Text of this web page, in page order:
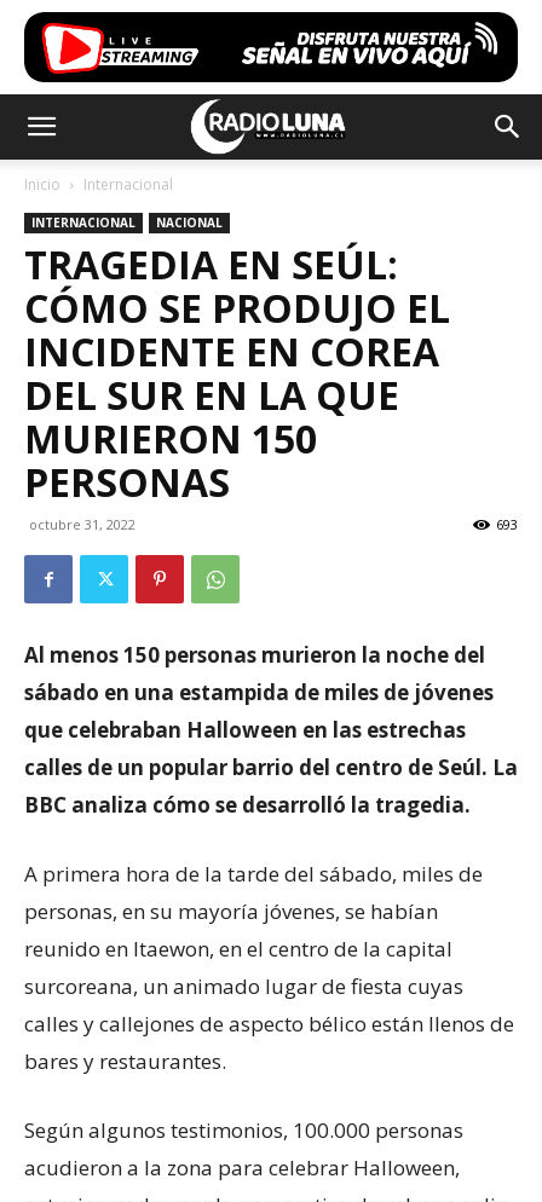
Inicio Internacional
INTERNACIONAL NACIONAL
TRAGEDIA EN SEÚL:
CÓMO SE PRODUJO EL
INCIDENTE EN COREA
DEL SUR EN LA QUE
MURIERON 150
PERSONAS
octubre 31, 2022 693
Al menos 150 personas murieron la noche del
sábado en una estampida de miles de jóvenes
que celebraban Halloween en las estrechas
calles de un popular barrio del centro de Seúl. La
BBC analiza cómo se desarrolló la tragedia.
A primera hora de la tarde del sábado, miles de
personas, en su mayoría jóvenes, se habían
reunido en Itaewon, en el centro de la capital
surcoreana, un animado lugar de fiesta cuyas
calles y callejones de aspecto bélico están llenos de
bares y restaurantes.
Según algunos testimonios, 100.000 personas
acudieron a la zona para celebrar Halloween,